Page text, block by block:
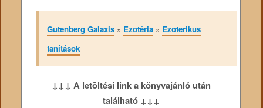
Gutenberg Galaxis» Ezotéria» Ezoterikus
tanítások
↓↓↓ A letöltési link a könyvajánló után
található ↓↓↓